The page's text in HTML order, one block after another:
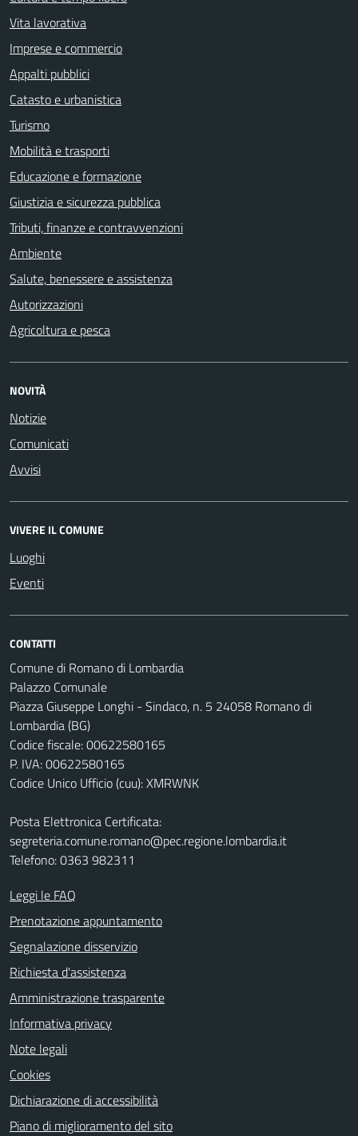
Vita lavorativa
Imprese e commercio
Appalti pubblici
Catasto e urbanistica
Turismo
Mobilità e trasporti
Educazione e formazione
Giustizia e sicurezza pubblica
Tributi, finanze e contravvenzioni
Ambiente
Salute, benessere e assistenza
Autorizzazioni
Agricoltura e pesca
NOVITÀ
Notizie
Comunicati
Avvisi
VIVERE IL COMUNE
Luoghi
Eventi
CONTATTI
Comune di Romano di Lombardia
Palazzo Comunale
Piazza Giuseppe Longhi - Sindaco, n. 5 24058 Romano di
Lombardia (BG)
Codice fiscale: 00622580165
P. IVA: 00622580165
Codice Unico Ufficio (cuu): XMRWNK
Posta Elettronica Certificata:
segreteria.comune.romano@pec.regione.lombardia.it
Telefono: 0363 982311
Leggi le FAQ
Prenotazione appuntamento
Segnalazione disservizio
Richiesta d'assistenza
Amministrazione trasparente
Informativa privacy
Note legali
Cookies
Dichiarazione di accessibilità
Piano di miglioramento del sito